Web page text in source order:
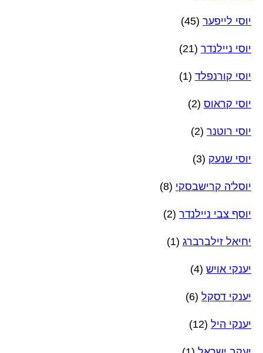
יוסי לייפער (45)
יוסי ניילנדר (21)
יוסי קורנפלד (1)
יוסי קראוס (2)
יוסי רוטנר (2)
יוסי שנעק (3)
יוסל'ה קרישבסקי (8)
יוסף צבי ניילנדר (2)
יחיאל זילברברג (1)
יענקי אויש (4)
יענקי דסקל (6)
יענקי היל (12)